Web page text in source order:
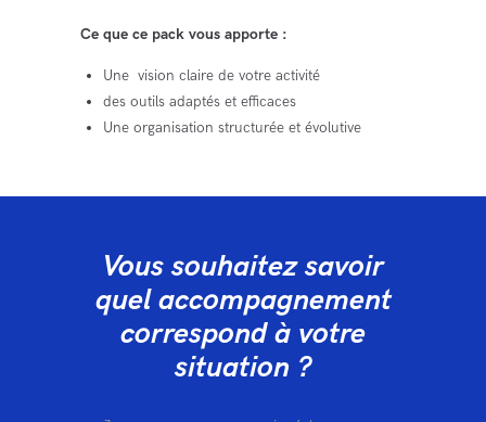
Ce que ce pack vous apporte :
Une vision claire de votre activité
des outils adaptés et efficaces
Une organisation structurée et évolutive
Vous souhaitez savoir
quel accompagnement
correspond à votre
situation ?